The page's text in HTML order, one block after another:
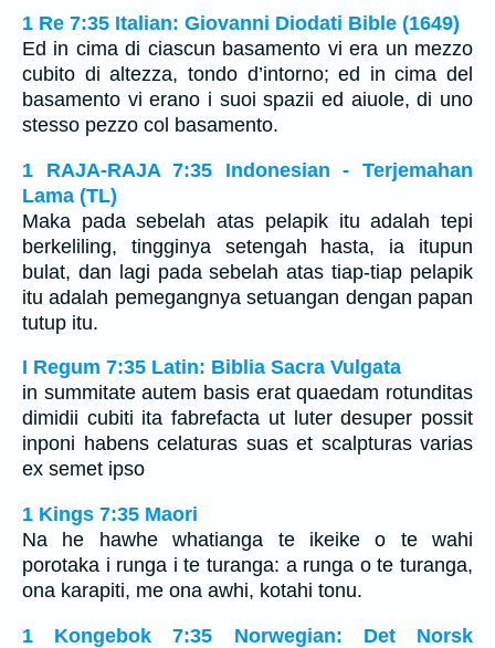
1 Re 7:35 Italian: Giovanni Diodati Bible (1649)
Ed in cima di ciascun basamento vi era un mezzo
cubito di altezza, tondo d’intorno; ed in cima del
basamento vi erano i suoi spazii ed aiuole, di uno
stesso pezzo col basamento.
1 RAJA-RAJA 7:35 Indonesian - Terjemahan
Lama (TL)
Maka pada sebelah atas pelapik itu adalah tepi
berkeliling, tingginya setengah hasta, ia itupun
bulat, dan lagi pada sebelah atas tiap-tiap pelapik
itu adalah pemegangnya setuangan dengan papan
tutup itu.
I Regum 7:35 Latin: Biblia Sacra Vulgata
in summitate autem basis erat quaedam rotunditas
dimidii cubiti ita fabrefacta ut luter desuper possit
inponi habens celaturas suas et scalpturas varias
ex semet ipso
1 Kings 7:35 Maori
Na he hawhe whatianga te ikeike o te wahi
porotaka i runga i te turanga: a runga o te turanga,
ona karapiti, me ona awhi, kotahi tonu.
1 Kongebok 7:35 Norwegian: Det Norsk